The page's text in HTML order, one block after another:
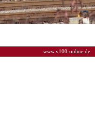
www.v100-online.de